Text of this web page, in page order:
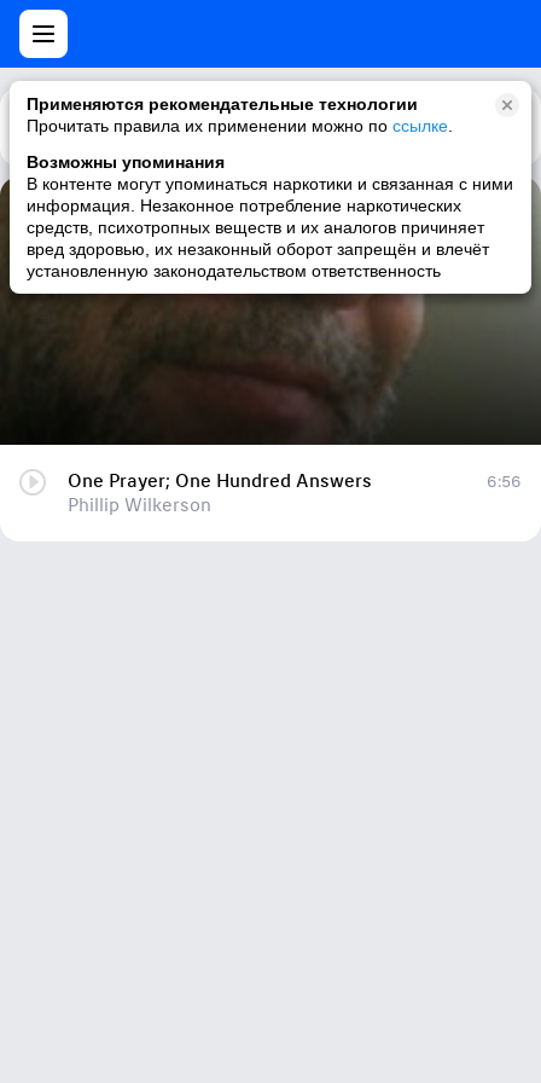
Применяются рекомендательные технологии
Прочитать правила их применении можно по ссылке
Возможны упоминания
В контенте могут упоминаться наркотики и связанная с ними
информация. Незаконное потребление наркотических
средств, психотропных веществ и их аналогов причиняет
вред здоровью, их незаконный оборот запрещён и влечёт
установленную законодательством ответственность
Каталог Рекомендации
One Prayer; One Hundred Answers
Phillip Wilkerson
One Prayer; One Hundred Answers
Phillip Wilkerson
6:56